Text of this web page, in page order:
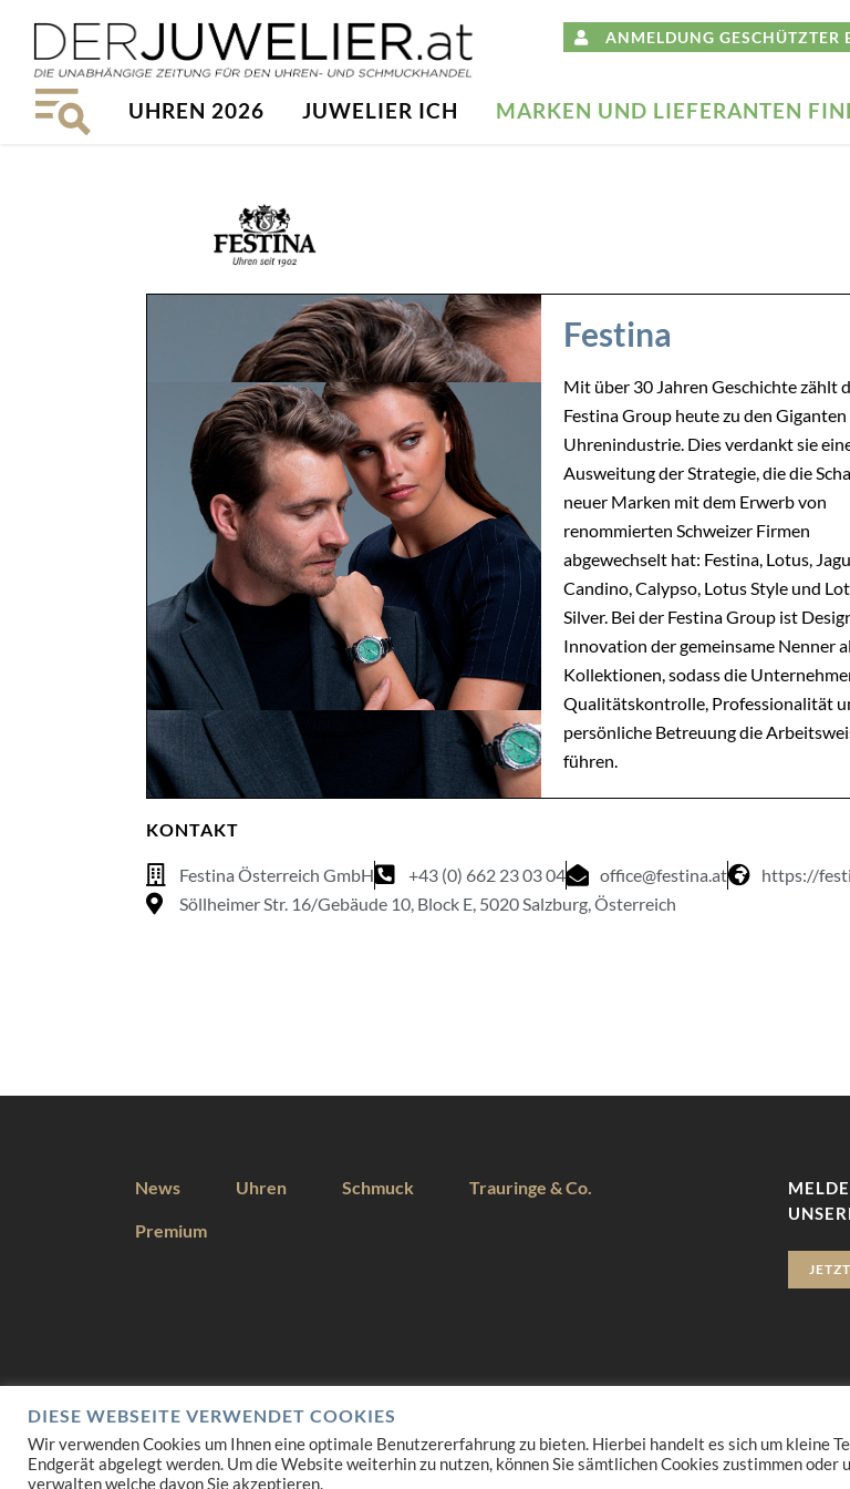
ANMELDUNG GESCHÜTZTER
UHREN 2026 JUWELIER ICH MARKEN UND LIEFERANTEN
Festina
Mit über 30 Jahren Geschichte zählt
Festina Group heute zu den Giganten
Uhrenindustrie. Dies verdankt sie
Ausweitung der Strategie, die die
neuer Marken mit dem Erwerb von
renommierten Schweizer Firmen
abgewechselt hat: Festina, Lotus,
Candino, Calypso, Lotus Style und
Silver. Bei der Festina Group ist
Innovation der gemeinsame Nenner
Kollektionen, sodass die
Qualitätskontrolle, Professionalität
persönliche Betreuung die
führen.
KONTAKT
Festina Österreich GmbH +43 (0) 662 23 03 04 office@festina.at
https://
Söllheimer Str. 16/Gebäude 10, Block E, 5020 Salzburg, Österreich
News Uhren Schmuck Trauringe & Co.
Premium
DIESE WEBSEITE VERWENDET COOKIES
Wir verwenden Cookies um Ihnen eine optimale Benutzererfahrung zu bieten. Hierbei handelt es sich um kleine
Endgerät abgelegt werden. Um die Website weiterhin zu nutzen, können Sie sämtlichen Cookies zustimmen oder
verwalten welche davon Sie akzeptieren.